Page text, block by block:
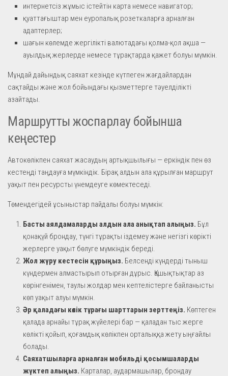
интернетсіз жұмыс істейтін карта немесе навигатор;
қуаттағыштар мен еуропалық розеткаларға арналған
адаптерлер;
шағын көлемде жергілікті валютадағы қолма-қол ақша —
ауылдық жерлерде немесе тұрақтарда қажет болуы мүмкін.
Мұндай дайындық саяхат кезінде күтпеген жағдайлардан
сақтайды және жол бойындағы қызметтерге тәуелділікті
азайтады.
Маршрутты жоспарлау бойынша
кеңестер
Автокөлікпен саяхат жасаудың артықшылығы — еркіндік пен өз
кестеңді таңдауға мүмкіндік. Бірақ алдын ала құрылған маршрут
уақыт пен ресурсты үнемдеуге көмектеседі.
Төмендегідей ұсыныстар пайдалы болуы мүмкін:
Басты аялдамаларды алдын ала анықтап алыңыз. Бұл
қонақүй брондау, түнгі тұрақты іздемеу және негізгі көрікті
жерлерге уақыт бөлуге мүмкіндік береді.
Жол жүру кестесін құрыңыз. Белсенді күндерді тыныш
күндермен алмастырып отырған дұрыс. Қашықтықтар аз
көрінгенімен, таулы жолдар мен кептелістерге байланысты
көп уақыт алуы мүмкін.
Әр қаладағы көлік тұрағы шарттарын зерттеңіз. Көптеген
қалада арнайы тұрақ жүйелері бар — қаладан тыс жерге
көлікті қойып, қоғамдық көлікпен орталыққа жету ыңғайлы
болады.
Саяхатшыларға арналған мобильді қосымшаларды
жүктеп алыңыз. Карталар, аудармашылар, брондау